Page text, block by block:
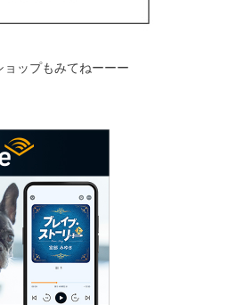
ップもみてねーーー